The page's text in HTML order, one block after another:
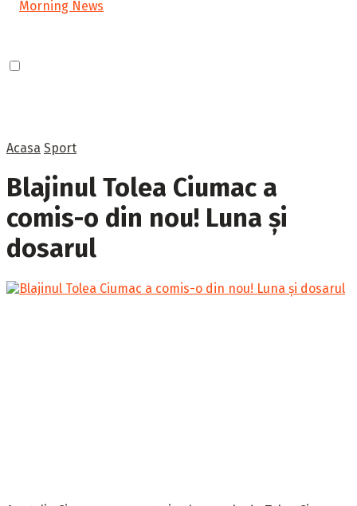
Acasa Sport
Blajinul Tolea Ciumac a
comis-o din nou! Luna și
dosarul